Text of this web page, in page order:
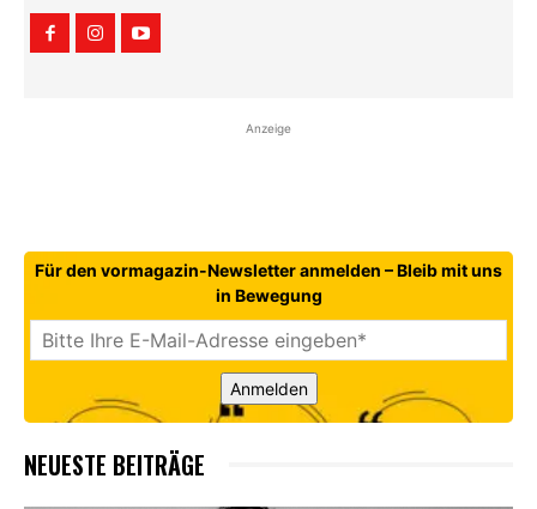
Anzeige
Für den vormagazin-Newsletter anmelden – Bleib mit uns
in Bewegung
Anmelden
NEUESTE BEITRÄGE